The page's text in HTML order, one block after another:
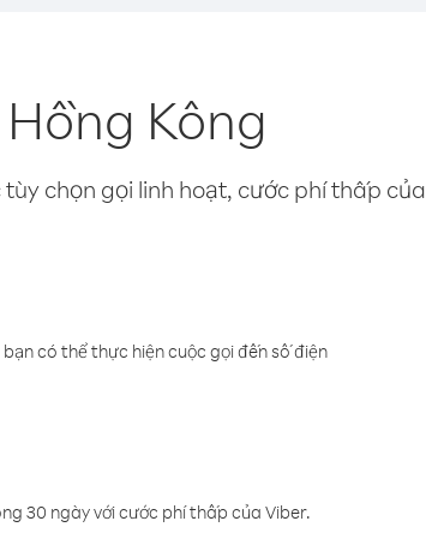
Kông
chọn gọi linh hoạt, cước phí thấp của
có thể thực hiện cuộc gọi đến số điện
30 ngày với cước phí thấp của Viber.